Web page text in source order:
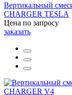
Вертикальный
CHARGER TESLA
Цена по запросу
заказать